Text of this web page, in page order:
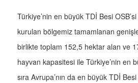
Türkiye’nin en büyük TDİ Besi
kurulan bölgemiz tamamlanan
birlikte toplam 152,5 hektar alan ve
hayvan kapasitesi ile Türkiye’nin en
sıra Avrupa’nın da en büyük TDİ